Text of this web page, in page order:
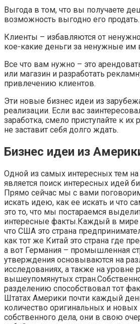
Выгода в том, что вы получаете
возможность выгодно его продать.
Клиенты – избавляются от
кое-какие деньги за ненужные им
Все что вам нужно – это
или магазин и разработать
привлечению клиентов.
Эти новые бизнес идеи из
реализации. Если вас
заработка, смело приступайте к их
не заставит себя долго ждать.
Бизнес идеи из
Одной из самых интересных тем
является поиск интересных идей
Прямо сейчас мы с вами
искать идею, как ее искать и что
это то, что мы постараемся
интересные факты.Каждый в мире
что США это страна
как тот же Китай это страна где
а вот Германия – промышленная
утверждения основываются на
исследованиях, а также на уровне
вышеупомянутых
разделению способствовал тот
Штатах Америки почти каждый
количество оригинальных и новых
собственного дела, они в свою